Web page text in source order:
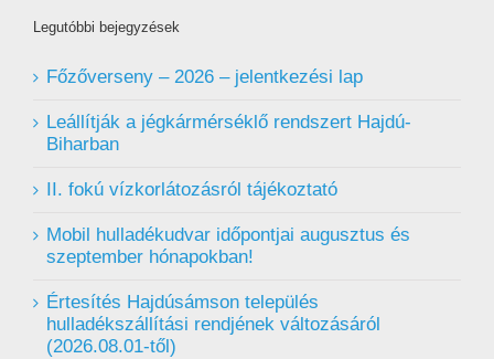
Legutóbbi bejegyzések
Főzőverseny – 2026 – jelentkezési lap
Leállítják a jégkármérséklő rendszert Hajdú-
Biharban
II. fokú vízkorlátozásról tájékoztató
Mobil hulladékudvar ️időpontjai augusztus és
szeptember hónapokban!
Értesítés Hajdúsámson település
hulladékszállítási rendjének változásáról
(2026.08.01-től)